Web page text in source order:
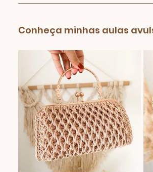
Conheça minhas aulas